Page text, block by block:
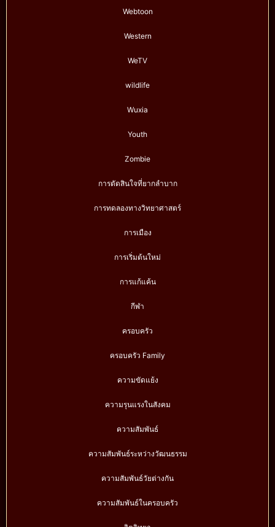
Webtoon
Western
WeTV
wildlife
Wuxia
Youth
Zombie
การตัดสินใจที่ยากลำบาก
การทดลองทางวิทยาศาสตร์
การเมือง
การเริ่มต้นใหม่
การแก้แค้น
กีฬา
ครอบครัว
ครอบครัว Family
ความขัดแย้ง
ความรุนแรงในสังคม
ความสัมพันธ์
ความสัมพันธ์ระหว่างวัฒนธรรม
ความสัมพันธ์วัยต่างกัน
ความสัมพันธ์ในครอบครัว